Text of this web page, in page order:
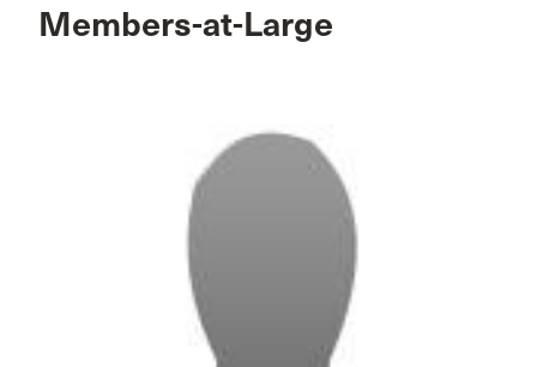
Members-at-Large